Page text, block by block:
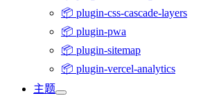
📦 plugin-css-cascade-layers
📦 plugin-pwa
📦 plugin-sitemap
📦 plugin-vercel-analytics
主题